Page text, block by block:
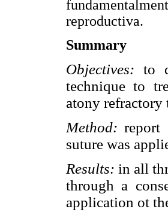
reproductiva.
Summary
Objectives: to
technique to
atony refractory
Method: report
suture was
Results: in all
through a
application ot